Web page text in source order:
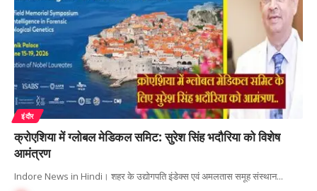
इंदौर
क्रोएशिया में ग्लोबल मेडिकल समिट: सुरेश सिंह भदौरिया को विशेष
आमंत्रण
Indore News in Hindi। शहर के उद्योगपति इंडेक्स एवं अमलतास समूह संस्थान…